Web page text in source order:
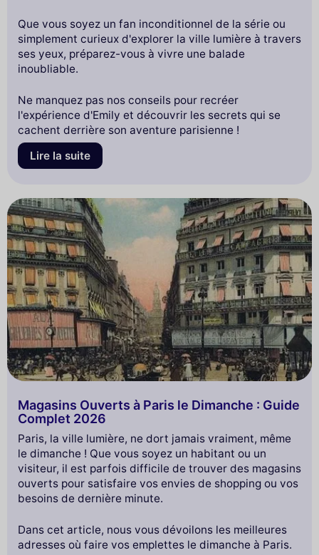
Que vous soyez un fan inconditionnel de la série ou
simplement curieux d'explorer la ville lumière à travers
ses yeux, préparez-vous à vivre une balade
inoubliable.
Ne manquez pas nos conseils pour recréer
l'expérience d'Emily et découvrir les secrets qui se
cachent derrière son aventure parisienne !
Lire la suite
Magasins Ouverts à Paris le Dimanche : Guide
Complet 2026
Paris, la ville lumière, ne dort jamais vraiment, même
le dimanche ! Que vous soyez un habitant ou un
visiteur, il est parfois difficile de trouver des magasins
ouverts pour satisfaire vos envies de shopping ou vos
besoins de dernière minute.
Dans cet article, nous vous dévoilons les meilleures
adresses où faire vos emplettes le dimanche à Paris.